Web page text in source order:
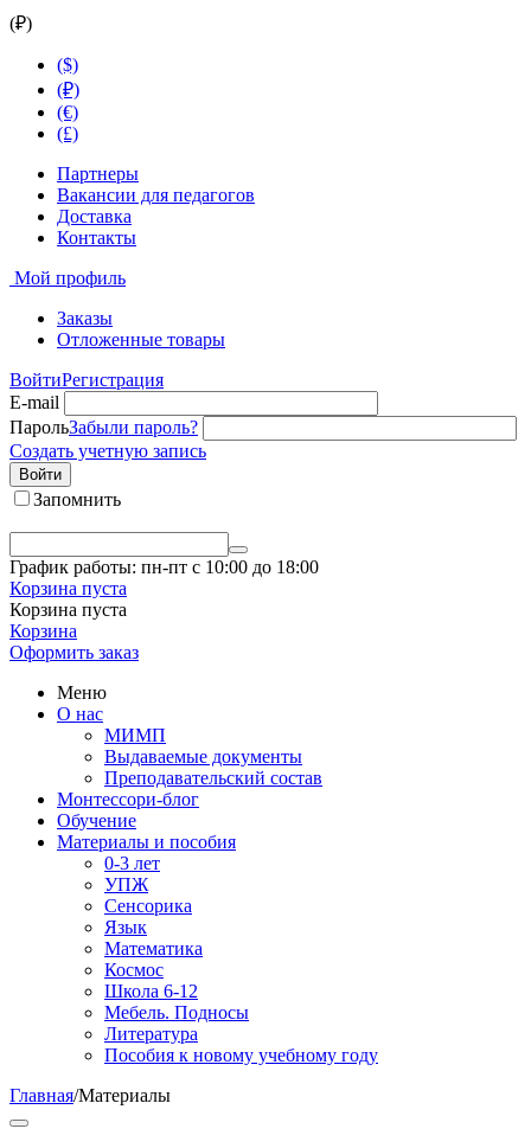
(₽)
($)
(₽)
(€)
(£)
Партнеры
Вакансии для педагогов
Доставка
Контакты
Мой профиль
Заказы
Отложенные товары
ВойтиРегистрация
E-mail
ПарольЗабыли пароль?
Создать учетную запись
Войти
Запомнить
График работы: пн-пт с 10:00 до 18:00
Корзина пуста
Корзина пуста
Корзина
Оформить заказ
Меню
О нас
МИМП
Выдаваемые документы
Преподавательский состав
Монтессори-блог
Обучение
Материалы и пособия
0-3 лет
УПЖ
Сенсорика
Язык
Математика
Космос
Школа 6-12
Мебель. Подносы
Литература
Пособия к новому учебному году
Главная/Материалы